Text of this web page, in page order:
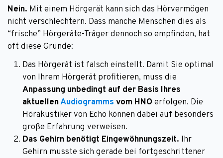
Nein. Mit einem Hörgerät kann sich das Hörvermögen
nicht verschlechtern. Dass manche Menschen dies als
“frische” Hörgeräte-Träger dennoch so empfinden, hat
oft diese Gründe:
Das Hörgerät ist falsch einstellt. Damit Sie optimal
von Ihrem Hörgerät profitieren, muss die
Anpassung unbedingt auf der Basis Ihres
aktuellenAudiogramms vom HNO erfolgen. Die
Hörakustiker von Echo können dabei auf besonders
große Erfahrung verweisen.
Das Gehirn benötigt Eingewöhnungszeit. Ihr
Gehirn musste sich gerade bei fortgeschrittener